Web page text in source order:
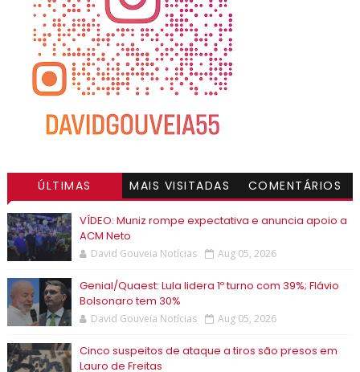
ÚLTIMAS MAIS VISITADAS COMENTÁRIOS
VÍDEO: Muniz rompe expectativa e anuncia apoio a
ACM Neto
David Gouveia Notícias Aug 05, 2026
Genial/Quaest: Lula lidera 1º turno com 39%; Flávio
Bolsonaro tem 30%
David Gouveia Notícias Aug 05, 2026
Cinco suspeitos de ataque a tiros são presos em
Lauro de Freitas